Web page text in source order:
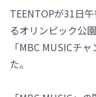
TEENTOPが31日
るオリンピック公
「MBC MUSICチ
た。